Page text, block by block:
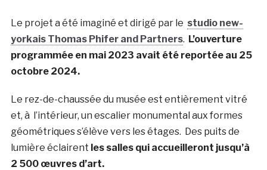
Le projet a été imaginé et dirigé par le studio new-
yorkais Thomas Phifer and Partners. L’ouverture
programmée en mai 2023 avait été reportée au 25
octobre 2024.
Le rez-de-chaussée du musée est entièrement vitré
et, à l’intérieur, un escalier monumental aux formes
géométriques s’élève vers les étages. Des puits de
lumière éclairent les salles qui accueilleront jusqu’à
2 500 œuvres d’art.